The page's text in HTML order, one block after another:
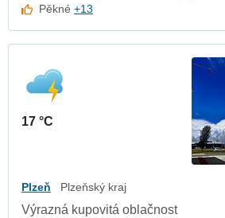
Pěkné+13
17 °C
Plzeň Plzeňský kraj
Výrazná kupovitá oblačnost